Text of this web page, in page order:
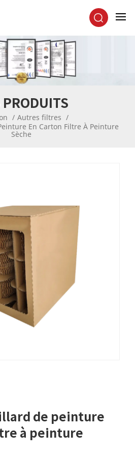
PRODUITS
/ Autres filtres /
En Carton Filtre À Peinture
Sèche
de peinture
à peinture